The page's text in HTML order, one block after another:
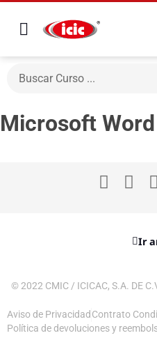
Microsoft
Ir
© 2022 CMIC / ICICAC, S.A. DE
Aviso de Privacidad Contrato
Política de devoluciones y